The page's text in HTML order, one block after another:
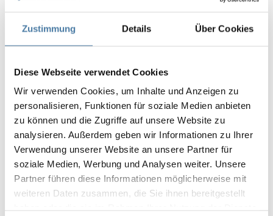
Zustimmung Details Über Cookies
Diese Webseite verwendet Cookies
Wir verwenden Cookies, um Inhalte und Anzeigen zu
personalisieren, Funktionen für soziale Medien anbieten
zu können und die Zugriffe auf unsere Website zu
analysieren. Außerdem geben wir Informationen zu Ihrer
Verwendung unserer Website an unsere Partner für
soziale Medien, Werbung und Analysen weiter. Unsere
Partner führen diese Informationen möglicherweise mit
weiteren Daten zusammen, die Sie ihnen bereitgestellt
WC-lås med vred
15.00€
Se produkten